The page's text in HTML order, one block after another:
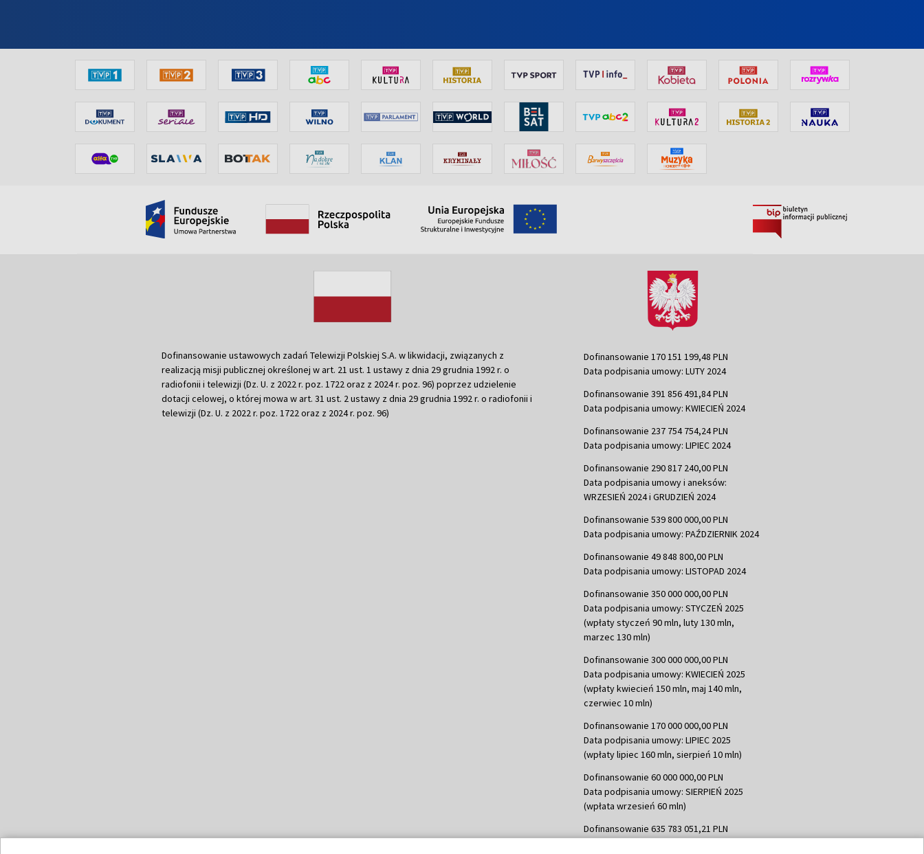
Dofinansowanie ustawowych zadań Telewizji Polskiej S.A. w likwidacji, związanych z
realizacją misji publicznej określonej w art. 21 ust. 1 ustawy z dnia 29 grudnia 1992 r. o
radiofonii i telewizji (Dz. U. z 2022 r. poz. 1722 oraz z 2024 r. poz. 96) poprzez udzielenie
dotacji celowej, o której mowa w art. 31 ust. 2 ustawy z dnia 29 grudnia 1992 r. o radiofonii i
telewizji (Dz. U. z 2022 r. poz. 1722 oraz z 2024 r. poz. 96)
Dofinansowanie 170 151 199,48 PLN
Data podpisania umowy: LUTY 2024
Dofinansowanie 391 856 491,84 PLN
Data podpisania umowy: KWIECIEŃ 2024
Dofinansowanie 237 754 754,24 PLN
Data podpisania umowy: LIPIEC 2024
Dofinansowanie 290 817 240,00 PLN
Data podpisania umowy i aneksów:
WRZESIEŃ 2024 i GRUDZIEŃ 2024
Dofinansowanie 539 800 000,00 PLN
Data podpisania umowy: PAŹDZIERNIK 2024
Dofinansowanie 49 848 800,00 PLN
Data podpisania umowy: LISTOPAD 2024
Dofinansowanie 350 000 000,00 PLN
Data podpisania umowy: STYCZEŃ 2025
(wpłaty styczeń 90 mln, luty 130 mln,
marzec 130 mln)
Dofinansowanie 300 000 000,00 PLN
Data podpisania umowy: KWIECIEŃ 2025
(wpłaty kwiecień 150 mln, maj 140 mln,
czerwiec 10 mln)
Dofinansowanie 170 000 000,00 PLN
Data podpisania umowy: LIPIEC 2025
(wpłaty lipiec 160 mln, sierpień 10 mln)
Dofinansowanie 60 000 000,00 PLN
Data podpisania umowy: SIERPIEŃ 2025
(wpłata wrzesień 60 mln)
Dofinansowanie 635 783 051,21 PLN